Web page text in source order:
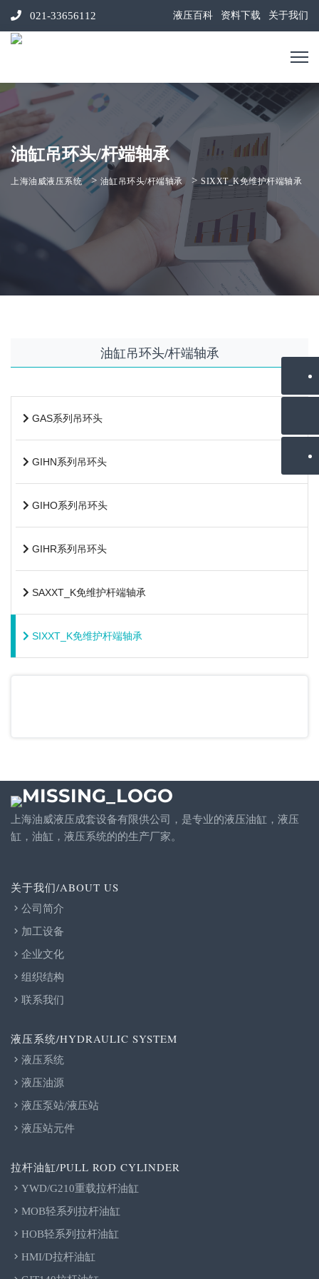
021-33656112 液压百科 资料下载 关于我们
油缸吊环头/杆端轴承
上海油威液压系统 > 油缸吊环头/杆端轴承 > SIXXT_K免维护杆端轴承
油缸吊环头/杆端轴承
GAS系列吊环头
GIHN系列吊环头
GIHO系列吊环头
GIHR系列吊环头
SAXXT_K免维护杆端轴承
SIXXT_K免维护杆端轴承
上海油威液压成套设备有限供公司，是专业的液压油缸，液压
缸，油缸，液压系统的的生产厂家。
关于我们/ABOUT US
公司简介
加工设备
企业文化
组织结构
联系我们
液压系统/HYDRAULIC SYSTEM
液压系统
液压油源
液压泵站/液压站
液压站元件
拉杆油缸/PULL ROD CYLINDER
YWD/G210重载拉杆油缸
MOB轻系列拉杆油缸
HOB轻系列拉杆油缸
HMI/D拉杆油缸